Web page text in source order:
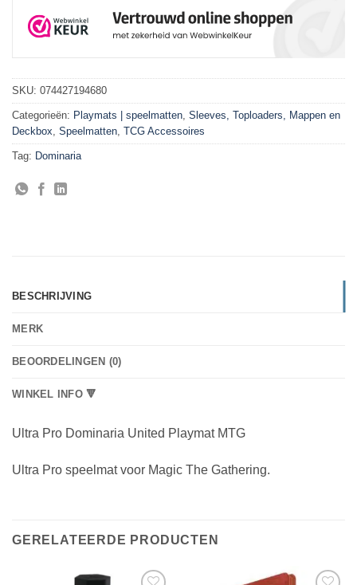
SKU: 074427194680
Categorieën: Playmats | speelmatten, Sleeves, Toploaders, Mappen en
Deckbox, Speelmatten, TCG Accessoires
Tag: Dominaria
BESCHRIJVING
MERK
BEOORDELINGEN (0)
WINKEL INFO 🔻
Ultra Pro Dominaria United Playmat MTG
Ultra Pro speelmat voor Magic The Gathering.
GERELATEERDE PRODUCTEN